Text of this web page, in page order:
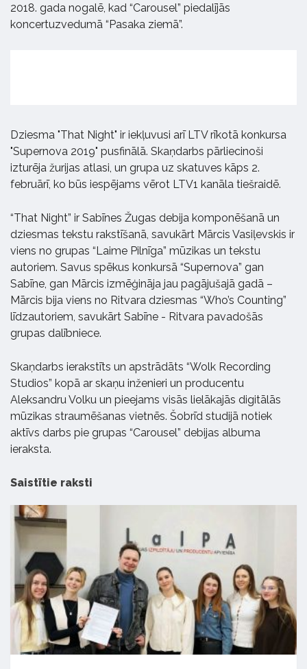
2018. gada nogalē, kad “Carousel” piedalījās
koncertuzvedumā “Pasaka ziemā”.
Dziesma "That Night" ir iekļuvusi arī LTV rīkotā konkursa
"Supernova 2019" pusfinālā. Skaņdarbs pārliecinoši
izturēja žurijas atlasi, un grupa uz skatuves kāps 2.
februārī, ko būs iespējams vērot LTV1 kanāla tiešraidē.
“That Night” ir Sabīnes Žugas debija komponēšanā un
dziesmas tekstu rakstīšanā, savukārt Mārcis Vasiļevskis ir
viens no grupas “Laime Pilnīga” mūzikas un tekstu
autoriem. Savus spēkus konkursā “Supernova” gan
Sabīne, gan Mārcis izmēģināja jau pagājušajā gadā –
Mārcis bija viens no Ritvara dziesmas “Who’s Counting”
līdzautoriem, savukārt Sabīne - Ritvara pavadošās
grupas dalībniece.
Skaņdarbs ierakstīts un apstrādāts “Wolk Recording
Studios” kopā ar skaņu inženieri un producentu
Aleksandru Volku un pieejams visās lielākajās digitālās
mūzikas straumēšanas vietnēs. Šobrīd studijā notiek
aktīvs darbs pie grupas “Carousel” debijas albuma
ieraksta.
Saistītie raksti